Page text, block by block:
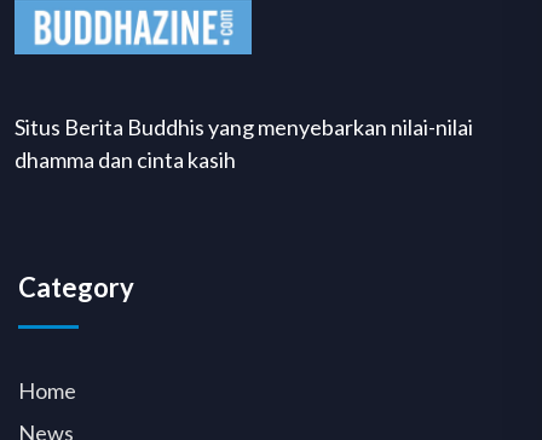
Situs Berita Buddhis yang menyebarkan nilai-nilai
dhamma dan cinta kasih
Category
Home
News